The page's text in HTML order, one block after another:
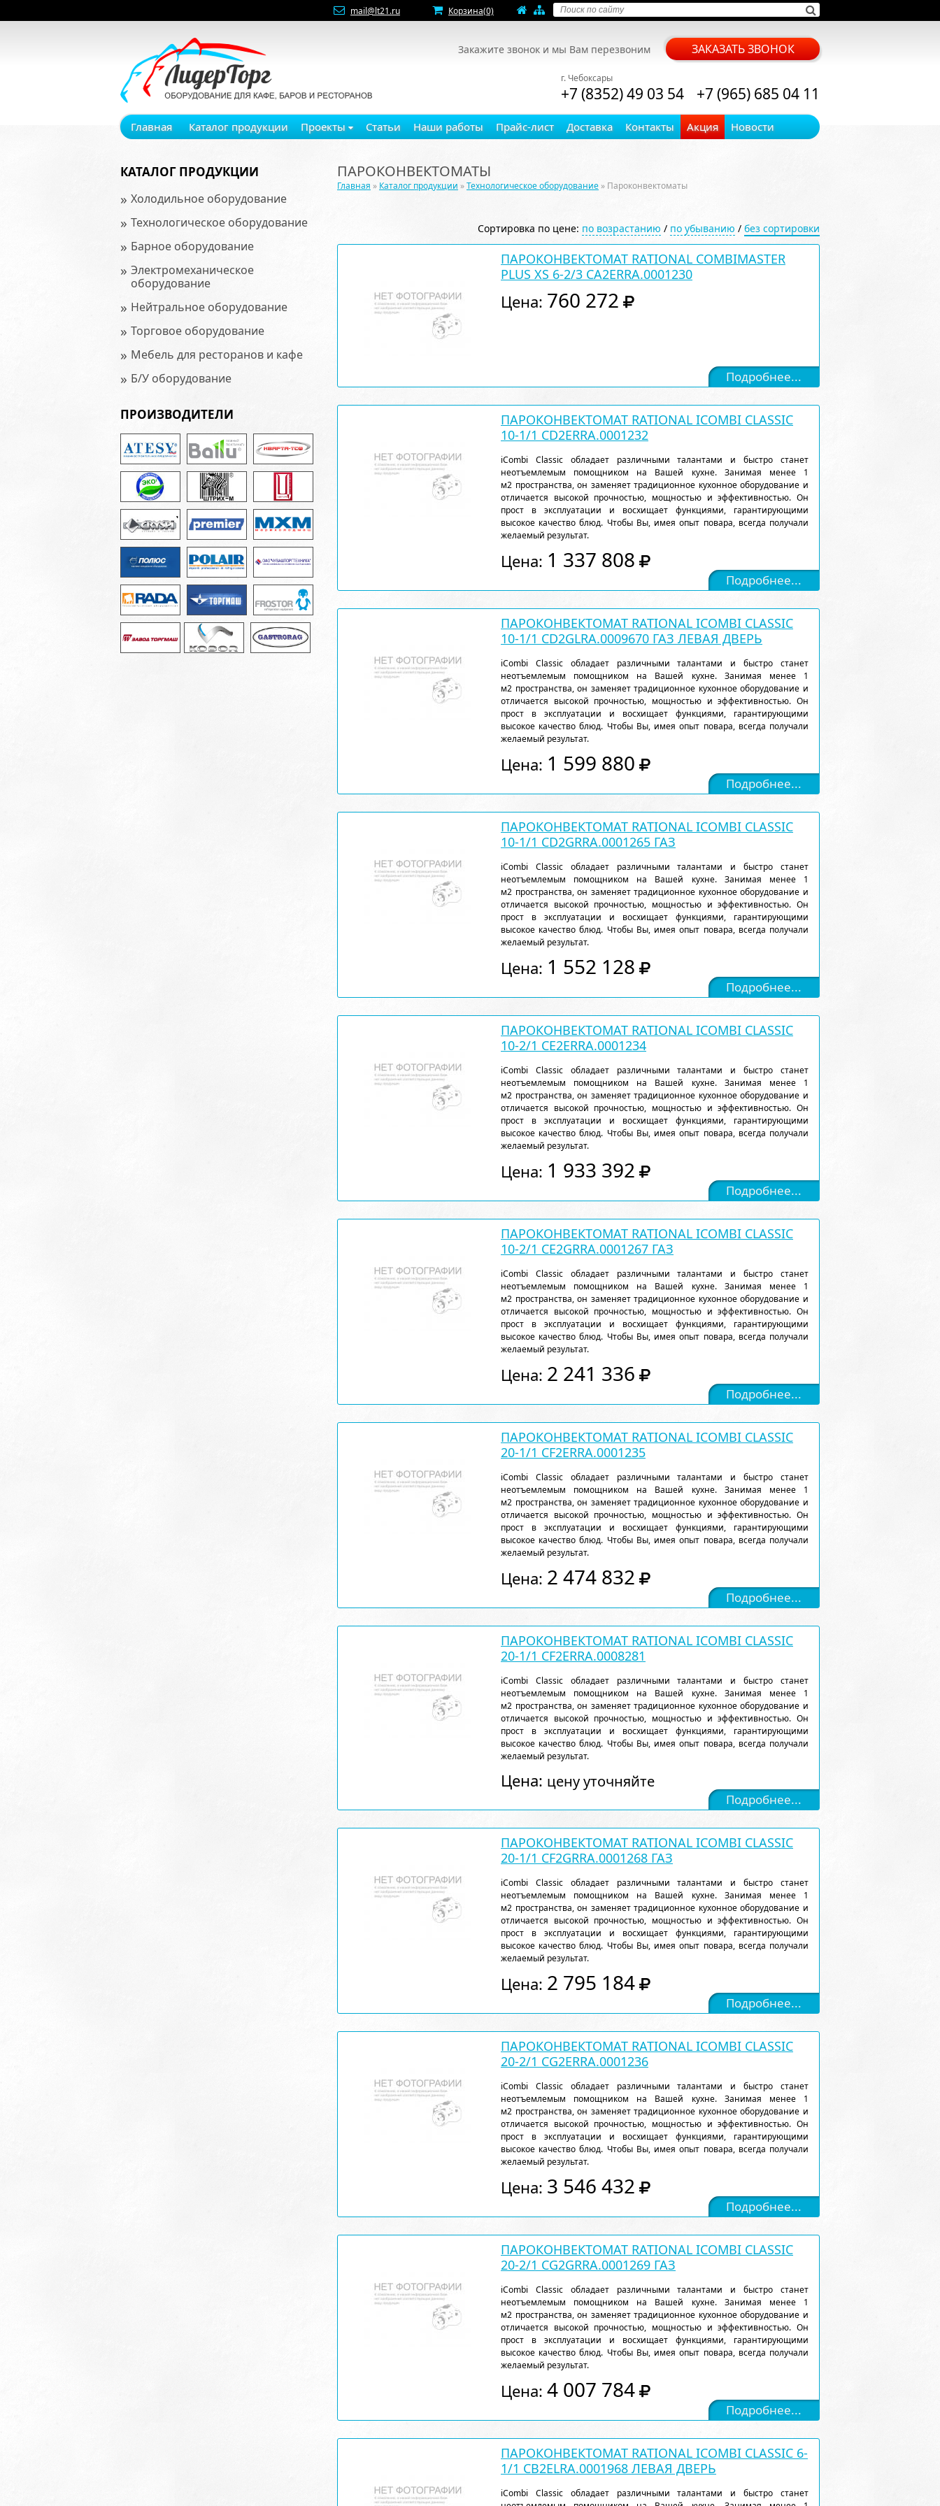
mail@lt21.ru Корзина(0)
Закажите звонок и мы Вам перезвоним ЗАКАЗАТЬ ЗВОНОК
г. Чебоксары
+7 (8352) 49 03 54 +7 (965) 685 04 11
Главная Каталог продукции Проекты Статьи Наши работы Прайс-лист Доставка Контакты Акция Новости
КАТАЛОГ ПРОДУКЦИИ
» Холодильное оборудование
» Технологическое оборудование
» Барное оборудование
» Электромеханическое
оборудование
» Нейтральное оборудование
» Торговое оборудование
» Мебель для ресторанов и кафе
» Б/У оборудование
ПРОИЗВОДИТЕЛИ
ПАРОКОНВЕКТОМАТЫ
Главная » Каталог продукции »Технологическое оборудование » Пароконвектоматы
Сортировка по цене: по возрастанию / по убыванию / без сортировки
ПАРОКОНВЕКТОМАТ RATIONAL COMBIMASTER
PLUS XS 6-2/3 CA2ERRA.0001230
Цена: 760 272
Подробнее...
ПАРОКОНВЕКТОМАТ RATIONAL ICOMBI CLASSIC
10-1/1 CD2ERRA.0001232
iCombi Classic обладает различными талантами и быстро станет
неотъемлемым помощником на Вашей кухне. Занимая менее 1
м2 пространства, он заменяет традиционное кухонное оборудование и
отличается высокой прочностью, мощностью и эффективностью. Он
прост в эксплуатации и восхищает функциями, гарантирующими
высокое качество блюд. Чтобы Вы, имея опыт повара, всегда получали
желаемый результат.
Цена: 1 337 808
Подробнее...
ПАРОКОНВЕКТОМАТ RATIONAL ICOMBI CLASSIC
10-1/1 CD2GLRA.0009670 ГАЗ ЛЕВАЯ ДВЕРЬ
iCombi Classic обладает различными талантами и быстро станет
неотъемлемым помощником на Вашей кухне. Занимая менее 1
м2 пространства, он заменяет традиционное кухонное оборудование и
отличается высокой прочностью, мощностью и эффективностью. Он
прост в эксплуатации и восхищает функциями, гарантирующими
высокое качество блюд. Чтобы Вы, имея опыт повара, всегда получали
желаемый результат.
Цена: 1 599 880
Подробнее...
ПАРОКОНВЕКТОМАТ RATIONAL ICOMBI CLASSIC
10-1/1 CD2GRRA.0001265 ГАЗ
iCombi Classic обладает различными талантами и быстро станет
неотъемлемым помощником на Вашей кухне. Занимая менее 1
м2 пространства, он заменяет традиционное кухонное оборудование и
отличается высокой прочностью, мощностью и эффективностью. Он
прост в эксплуатации и восхищает функциями, гарантирующими
высокое качество блюд. Чтобы Вы, имея опыт повара, всегда получали
желаемый результат.
Цена: 1 552 128
Подробнее...
ПАРОКОНВЕКТОМАТ RATIONAL ICOMBI CLASSIC
10-2/1 CE2ERRA.0001234
iCombi Classic обладает различными талантами и быстро станет
неотъемлемым помощником на Вашей кухне. Занимая менее 1
м2 пространства, он заменяет традиционное кухонное оборудование и
отличается высокой прочностью, мощностью и эффективностью. Он
прост в эксплуатации и восхищает функциями, гарантирующими
высокое качество блюд. Чтобы Вы, имея опыт повара, всегда получали
желаемый результат.
Цена: 1 933 392
Подробнее...
ПАРОКОНВЕКТОМАТ RATIONAL ICOMBI CLASSIC
10-2/1 CE2GRRA.0001267 ГАЗ
iCombi Classic обладает различными талантами и быстро станет
неотъемлемым помощником на Вашей кухне. Занимая менее 1
м2 пространства, он заменяет традиционное кухонное оборудование и
отличается высокой прочностью, мощностью и эффективностью. Он
прост в эксплуатации и восхищает функциями, гарантирующими
высокое качество блюд. Чтобы Вы, имея опыт повара, всегда получали
желаемый результат.
Цена: 2 241 336
Подробнее...
ПАРОКОНВЕКТОМАТ RATIONAL ICOMBI CLASSIC
20-1/1 CF2ERRA.0001235
iCombi Classic обладает различными талантами и быстро станет
неотъемлемым помощником на Вашей кухне. Занимая менее 1
м2 пространства, он заменяет традиционное кухонное оборудование и
отличается высокой прочностью, мощностью и эффективностью. Он
прост в эксплуатации и восхищает функциями, гарантирующими
высокое качество блюд. Чтобы Вы, имея опыт повара, всегда получали
желаемый результат.
Цена: 2 474 832
Подробнее...
ПАРОКОНВЕКТОМАТ RATIONAL ICOMBI CLASSIC
20-1/1 CF2ERRA.0008281
iCombi Classic обладает различными талантами и быстро станет
неотъемлемым помощником на Вашей кухне. Занимая менее 1
м2 пространства, он заменяет традиционное кухонное оборудование и
отличается высокой прочностью, мощностью и эффективностью. Он
прост в эксплуатации и восхищает функциями, гарантирующими
высокое качество блюд. Чтобы Вы, имея опыт повара, всегда получали
желаемый результат.
Цена: цену уточняйте
Подробнее...
ПАРОКОНВЕКТОМАТ RATIONAL ICOMBI CLASSIC
20-1/1 CF2GRRA.0001268 ГАЗ
iCombi Classic обладает различными талантами и быстро станет
неотъемлемым помощником на Вашей кухне. Занимая менее 1
м2 пространства, он заменяет традиционное кухонное оборудование и
отличается высокой прочностью, мощностью и эффективностью. Он
прост в эксплуатации и восхищает функциями, гарантирующими
высокое качество блюд. Чтобы Вы, имея опыт повара, всегда получали
желаемый результат.
Цена: 2 795 184
Подробнее...
ПАРОКОНВЕКТОМАТ RATIONAL ICOMBI CLASSIC
20-2/1 CG2ERRA.0001236
iCombi Classic обладает различными талантами и быстро станет
неотъемлемым помощником на Вашей кухне. Занимая менее 1
м2 пространства, он заменяет традиционное кухонное оборудование и
отличается высокой прочностью, мощностью и эффективностью. Он
прост в эксплуатации и восхищает функциями, гарантирующими
высокое качество блюд. Чтобы Вы, имея опыт повара, всегда получали
желаемый результат.
Цена: 3 546 432
Подробнее...
ПАРОКОНВЕКТОМАТ RATIONAL ICOMBI CLASSIC
20-2/1 CG2GRRA.0001269 ГАЗ
iCombi Classic обладает различными талантами и быстро станет
неотъемлемым помощником на Вашей кухне. Занимая менее 1
м2 пространства, он заменяет традиционное кухонное оборудование и
отличается высокой прочностью, мощностью и эффективностью. Он
прост в эксплуатации и восхищает функциями, гарантирующими
высокое качество блюд. Чтобы Вы, имея опыт повара, всегда получали
желаемый результат.
Цена: 4 007 784
Подробнее...
ПАРОКОНВЕКТОМАТ RATIONAL ICOMBI CLASSIC 6-
1/1 CB2ELRA.0001968 ЛЕВАЯ ДВЕРЬ
iCombi Classic обладает различными талантами и быстро станет